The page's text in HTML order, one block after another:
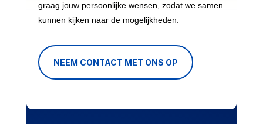
graag jouw persoonlijke wensen, zodat we samen
kunnen kijken naar de mogelijkheden.
NEEM CONTACT MET ONS OP